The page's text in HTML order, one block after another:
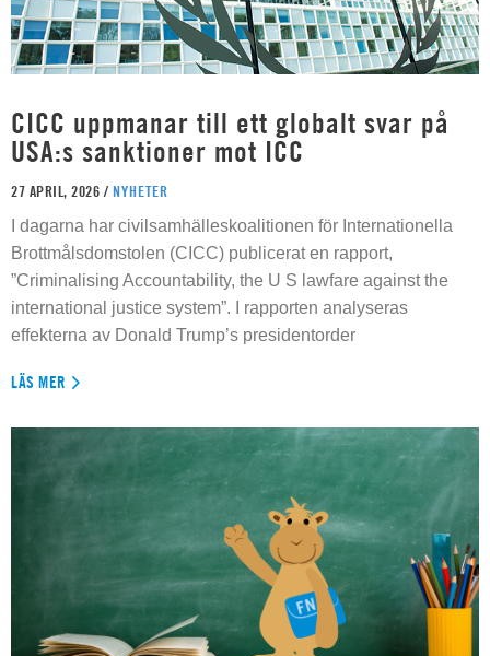
CICC uppmanar till ett globalt svar på
USA:s sanktioner mot ICC
27 APRIL, 2026 / NYHETER
I dagarna har civilsamhälleskoalitionen för Internationella
Brottmålsdomstolen (CICC) publicerat en rapport,
”Criminalising Accountability, the U S lawfare against the
international justice system”. I rapporten analyseras
effekterna av Donald Trump’s presidentorder
LÄS MER